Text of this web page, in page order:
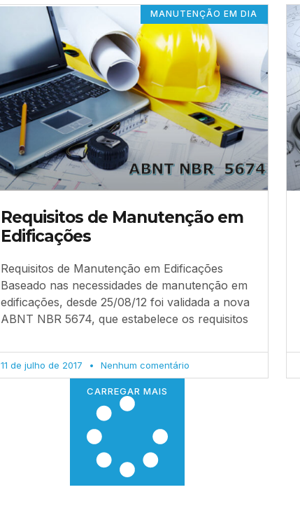
MANUTENÇÃO EM DIA
Requisitos de Manutenção em
Edificações
Requisitos de Manutenção em Edificações
Baseado nas necessidades de manutenção em
edificações, desde 25/08/12 foi validada a nova
ABNT NBR 5674, que estabelece os requisitos
11 de julho de 2017 Nenhum comentário
CARREGAR MAIS